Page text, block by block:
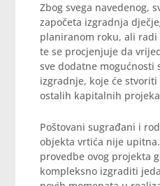
Zbog svega navedenog,
započeta izgradnja
planiranom roku, ali
te se procjenjuje da
sve dodatne mogućnosti
izgradnje, koje će
ostalih kapitalnih
Poštovani sugrađani i
objekta vrtića nije
provedbe ovog projekta
kompleksno izgraditi